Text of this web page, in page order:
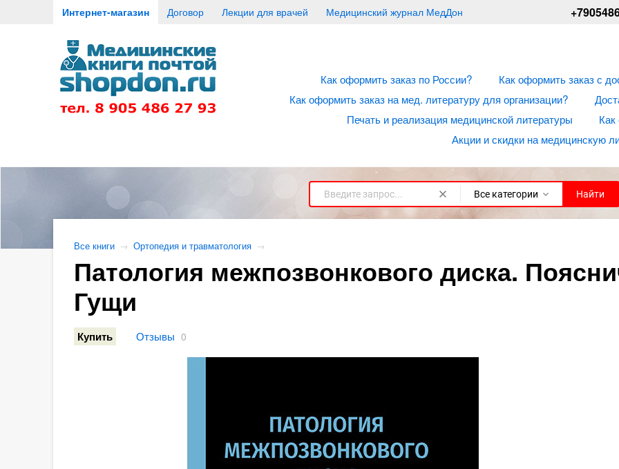
Интернет-магазин Договор Лекции для врачей Медицинский журнал МедДон
Как оформить заказ по России?
Как оформить заказ с
Как оформить заказ на мед. литературу для организации?
Печать и реализация медицинской литературы
Как
Акции и скидки на медицинскую
Все категории Найти
Все книги → Ортопедия и травматология →
Патология межпозвонкового диска.
Гущи
Купить Отзывы 0